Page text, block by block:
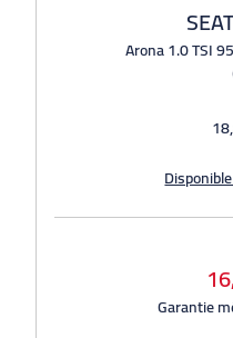
Arona 1.0 TSI
Garantie